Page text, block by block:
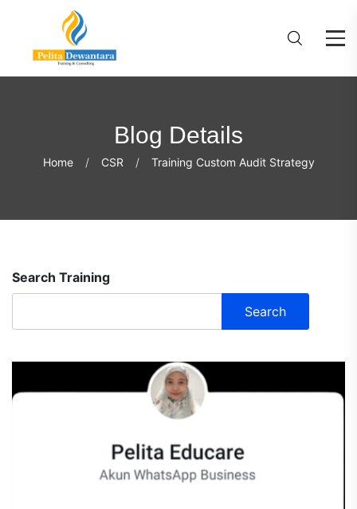
Blog Details
Home CSR Training Custom Audit Strategy
Search Training
Search